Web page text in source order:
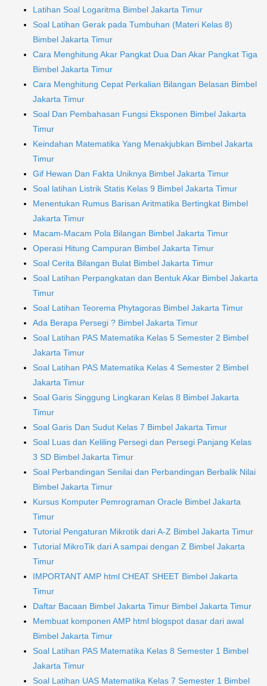
Latihan Soal Logaritma Bimbel Jakarta Timur
Soal Latihan Gerak pada Tumbuhan (Materi Kelas 8)
Bimbel Jakarta Timur
Cara Menghitung Akar Pangkat Dua Dan Akar Pangkat Tiga
Bimbel Jakarta Timur
Cara Menghitung Cepat Perkalian Bilangan Belasan Bimbel
Jakarta Timur
Soal Dan Pembahasan Fungsi Eksponen Bimbel Jakarta
Timur
Keindahan Matematika Yang Menakjubkan Bimbel Jakarta
Timur
Gif Hewan Dan Fakta Uniknya Bimbel Jakarta Timur
Soal latihan Listrik Statis Kelas 9 Bimbel Jakarta Timur
Menentukan Rumus Barisan Aritmatika Bertingkat Bimbel
Jakarta Timur
Macam-Macam Pola Bilangan Bimbel Jakarta Timur
Operasi Hitung Campuran Bimbel Jakarta Timur
Soal Cerita Bilangan Bulat Bimbel Jakarta Timur
Soal Latihan Perpangkatan dan Bentuk Akar Bimbel Jakarta
Timur
Soal Latihan Teorema Phytagoras Bimbel Jakarta Timur
Ada Berapa Persegi ? Bimbel Jakarta Timur
Soal Latihan PAS Matematika Kelas 5 Semester 2 Bimbel
Jakarta Timur
Soal Latihan PAS Matematika Kelas 4 Semester 2 Bimbel
Jakarta Timur
Soal Garis Singgung Lingkaran Kelas 8 Bimbel Jakarta
Timur
Soal Garis Dan Sudut Kelas 7 Bimbel Jakarta Timur
Soal Luas dan Keliling Persegi dan Persegi Panjang Kelas
3 SD Bimbel Jakarta Timur
Soal Perbandingan Senilai dan Perbandingan Berbalik Nilai
Bimbel Jakarta Timur
Kursus Komputer Pemrograman Oracle Bimbel Jakarta
Timur
Tutorial Pengaturan Mikrotik dari A-Z Bimbel Jakarta Timur
Tutorial MikroTik dari A sampai dengan Z Bimbel Jakarta
Timur
IMPORTANT AMP html CHEAT SHEET Bimbel Jakarta
Timur
Daftar Bacaan Bimbel Jakarta Timur Bimbel Jakarta Timur
Membuat komponen AMP html blogspot dasar dari awal
Bimbel Jakarta Timur
Soal Latihan PAS Matematika Kelas 8 Semester 1 Bimbel
Jakarta Timur
Soal Latihan UAS Matematika Kelas 7 Semester 1 Bimbel